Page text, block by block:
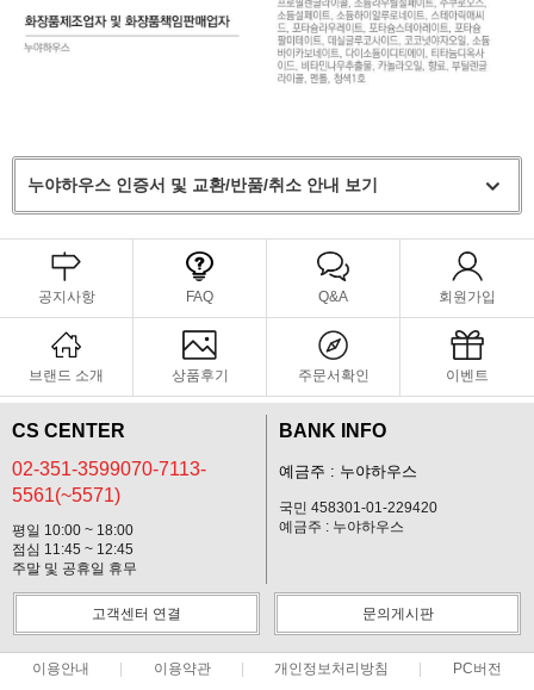
누야하우스 인증서 및 교환/반품/취소 안내 보기
공지사항 FAQ Q&A 회원가입
브랜드 소개 상품후기 주문서확인 이벤트
CS CENTER
02-351-3599070-7113-
5561(~5571)
평일 10:00 ~ 18:00
점심 11:45 ~ 12:45
주말 및 공휴일 휴무
BANK INFO
예금주 : 누야하우스
국민 458301-01-229420
예금주 : 누야하우스
고객센터 연결 문의게시판
이용안내 이용약관 개인정보처리방침 PC버전